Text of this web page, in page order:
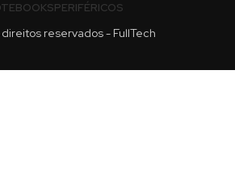
PERIFÉRICOS
direitos reservados - FullTech